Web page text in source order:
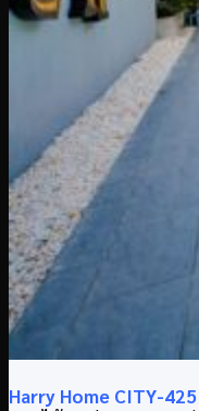
Harry Home CITY-425